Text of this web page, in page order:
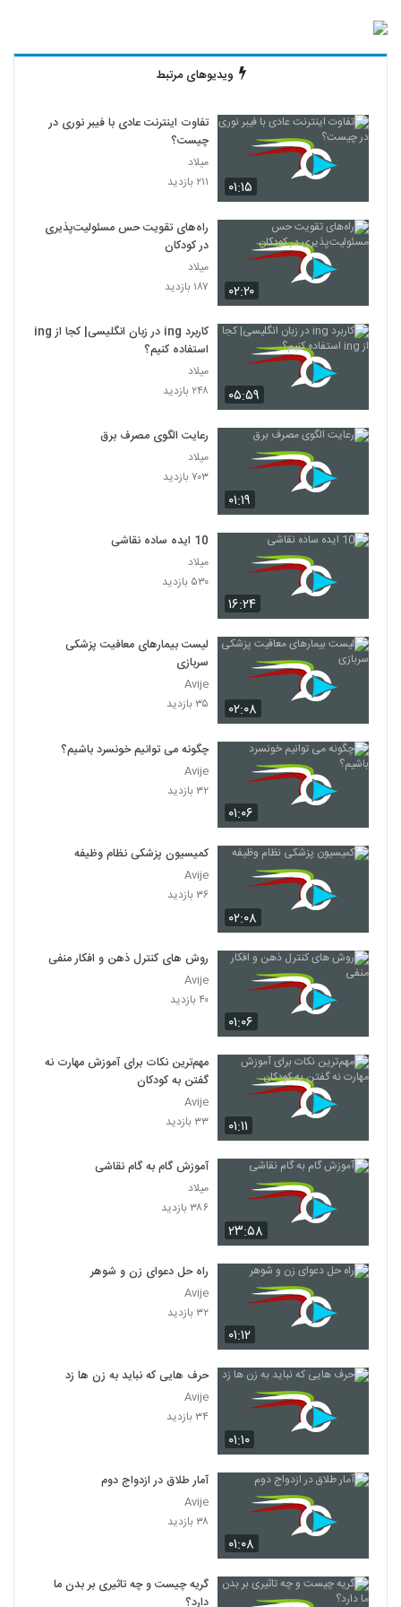
ویدیوهای مرتبط
۰۱:۱۵
تفاوت اینترنت عادی با فیبر نوری در
چیست؟
میلاد
۲۱۱ بازدید
۰۲:۲۰
راه‌های تقویت حس مسئولیت‌پذیری
در کودکان
میلاد
۱۸۷ بازدید
۰۵:۵۹
کاربرد ing در زبان انگلیسی| کجا از ing
استفاده کنیم؟
میلاد
۲۴۸ بازدید
۰۱:۱۹
رعایت الگوی مصرف برق
میلاد
۷۰۳ بازدید
۱۶:۲۴
10 ایده ساده نقاشی
میلاد
۵۳۰ بازدید
۰۲:۰۸
لیست بیمارهای معافیت پزشکی
سربازی
Avije
۳۵ بازدید
۰۱:۰۶
چگونه می توانیم خونسرد باشیم؟
Avije
۳۲ بازدید
۰۲:۰۸
کمیسیون پزشکی نظام وظیفه
Avije
۳۶ بازدید
۰۱:۰۶
روش های کنترل ذهن و افکار منفی
Avije
۴۰ بازدید
۰۱:۱۱
مهم‌ترین نکات برای آموزش مهارت نه
گفتن به کودکان
Avije
۳۳ بازدید
۲۳:۵۸
آموزش گام به گام نقاشی
میلاد
۳۸۶ بازدید
۰۱:۱۲
راه حل دعوای زن و شوهر
Avije
۳۲ بازدید
۰۱:۱۰
حرف هایی که نباید به زن ها زد
Avije
۳۴ بازدید
۰۱:۰۸
آمار طلاق در ازدواج دوم
Avije
۳۸ بازدید
گریه چیست و چه تاثیری بر بدن ما
دارد؟